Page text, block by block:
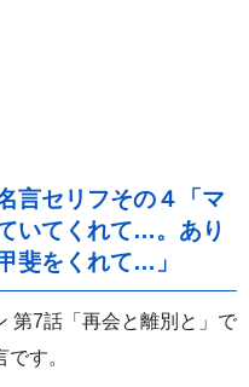
言セリフその４「マ
いてくれて…。あり
斐をくれて…」
第7話「再会と離別と」で
す。